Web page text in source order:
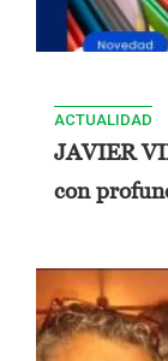
ACTUALIDAD
JAVIER
con